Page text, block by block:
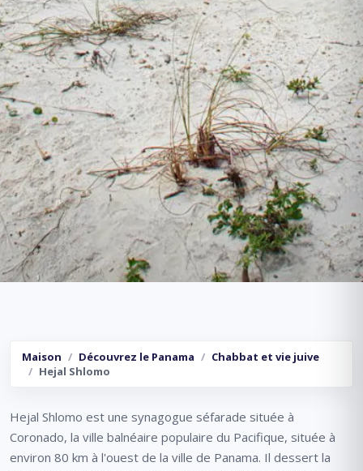
Maison Découvrez le Panama
Chabbat et vie juive
Hejal Shlomo
Hejal Shlomo est une synagogue séfarade située à
Coronado, la ville balnéaire populaire du Pacifique, située à
environ 80 km à l'ouest de la ville de Panama. Il dessert la